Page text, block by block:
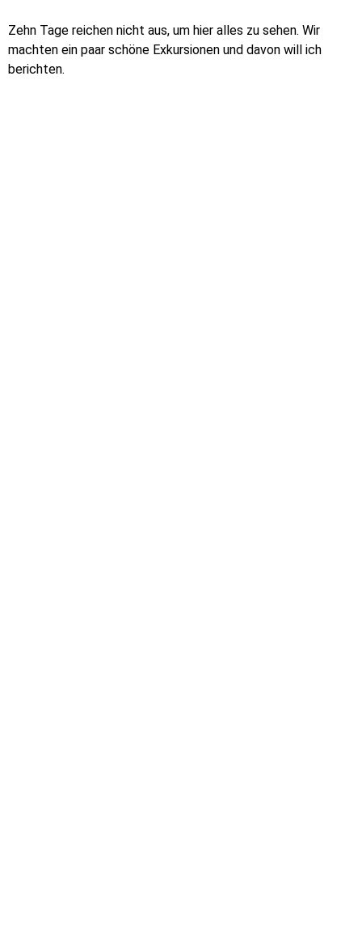
Zehn Tage reichen nicht aus, um hier alles zu sehen. Wir
machten ein paar schöne Exkursionen und davon will ich
berichten.